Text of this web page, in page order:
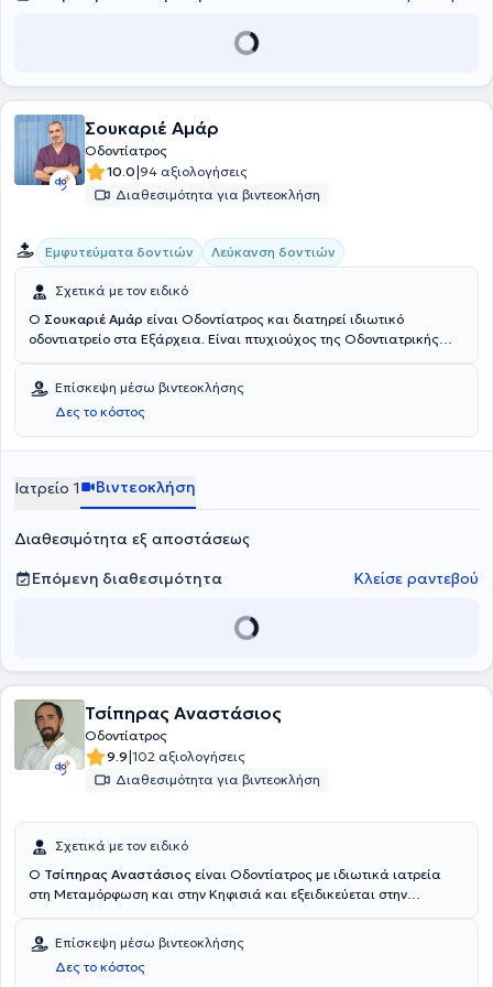
Σουκαριέ Αμάρ
Οδοντίατρος
10.0|94 αξιολογήσεις
Διαθεσιμότητα για βιντεοκλήση
Εμφυτεύματα δοντιών Λεύκανση δοντιών
Σχετικά με τον ειδικό
Ο Σουκαριέ Αμάρ είναι Οδοντίατρος και διατηρεί ιδιωτικό
οδοντιατρείο στα Εξάρχεια. Είναι πτυχιούχος της Οδοντιατρικής
(ΕΚΠΑ) και διαθέτει πολυετή εμπειρία. Στο οδοντιατρείο του
παρέχονται οδοντιατρικές υπηρεσίες υψηλής ποιότητας σε ένα
σύγχρονο και ευχάριστο περιβάλλον.
Επίσκεψη μέσω βιντεοκλήσης
Δες το κόστος
Ιατρείο 1 Βιντεοκλήση
Διαθεσιμότητα εξ αποστάσεως
Επόμενη διαθεσιμότητα
Κλείσε ραντεβού
Τσίπηρας Αναστάσιος
Οδοντίατρος
9.9|102 αξιολογήσεις
Διαθεσιμότητα για βιντεοκλήση
Σχετικά με τον ειδικό
O Τσίπηρας Αναστάσιος είναι Οδοντίατρος με ιδιωτικά ιατρεία
στη Μεταμόρφωση και στην Κηφισιά και εξειδικεύεται στην
Οδοντιατρικής και μετά το πέρας των στρατιωτικών του
καθηκόντων, όπου υπηρέτησε ως Οδοντίατρος σε στρατιωτικό
Οδοντιατρείο, μετεκπαιδεύτηκε στην Χειρουργική Στόματος και
Επίσκεψη μέσω βιντεοκλήσης
Δες το κόστος